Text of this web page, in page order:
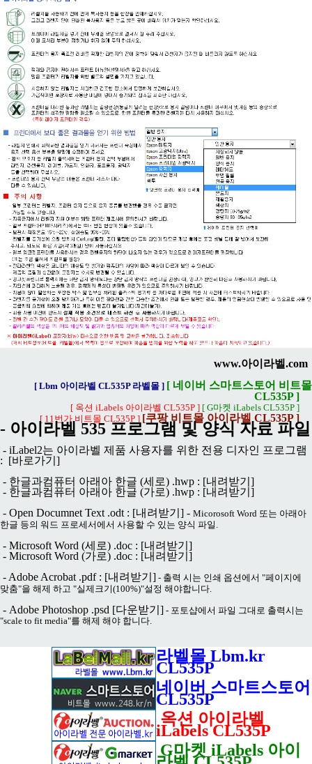
www.아이라벨.com
[ Lbm 아이라벨 CL535P 라벨몰 ] [ 네이버 스마트스토어 비트몰
CL535P ]
[ 옥션 iLabels 아이라벨 CL535P ] [ G마켓 iLabels CL535P ]
[ 11번가 비트몰 CL535P ] [쿠팡 비트몰 아이라벨 CL535P ]
- 아이라벨 535 프로그램 및 양식 자료 파일
- iLabel2는 아이라벨 제품 사용자를 위한 전용 디자인 프로그램
:
[바로가기]
- 한글과컴퓨터 아래아 한글 (세로) .hwp : [내려받기]
- 한글과컴퓨터 아래아 한글 (가로) .hwp : [내려받기]
- Open Documnet Text .odt : [내려받기] - Micorosoft Word 또는 아래아
한글 등의 워드 프로세서에서 사용할 수 있는 양식 파일.
- Microsoft Word (세로) .doc : [내려받기]
- Microsoft Word (가로) .doc : [내려받기]
- Adobe Acrobat .pdf : [내려받기] - 출력 시는 인쇄 옵션에서 "페이지에
맞춤"을 해제 하고 "실제크기(100%)"설정 해야합니다.
- Adobe Photoshop .psd [다운받기] - 포토샵에서 파일 그대로 출력시는
"scale to fit media"를 해제 해야 합니다.
라벨몰 Lbm.kr
CL535P
네이버 스마트스토어
CL535P
옥션 아이라벨
iLabels CL535P
G마켓 iLabels 아이